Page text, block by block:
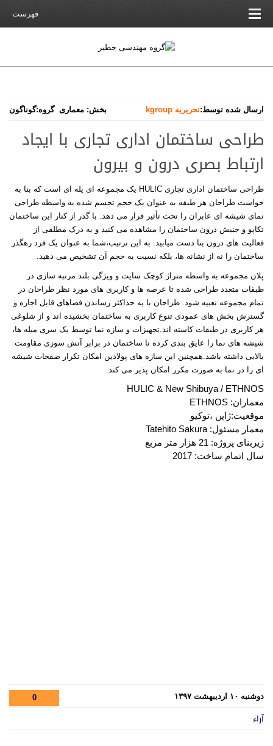
فهرست
ارسال شده توسط:تحریریه kgroup بخش: معماری گروه:گوناگون
طراحی ساختمان اداری تجاری با ایجاد
ارتباط بصری درون و بیرون
طراحی ساختمان اداری تجاری
یک مجموعه ای پله ای است که بنا به
خواست طراحان هر طبقه به عنوان یک حجم تجسم شده به واسطه طراحی
نمای شیشه ای عابران را تحت تأثیر قرار می دهد. با گذر از کنار این ساختمان
تکاپو و جنبش درون ساختمان را مشاهده می کنید و به درک مطلقی از
فعالیت های درون بنا دست میابید. به این ترتیب،شما به عنوان یک فرد رهگذر
ساختمان را نه از نشانه ها، بلکه نسبت به حجم آن تشخیص می دهید.
پلان مجموعه به واسطه متراژ کوچک سایت و ویژگی بلند مرتبه سازی در
طبقات متعدد طراحی شده تا عرصه ها و کاربری های مورد نظر طراحان در
تمام مجموعه تعبیه شود. طراحان با به حداکثر رساندن فضاهای قابل اجاره و
گسترش بخش های عمودی تنوع کاربری به ساختمان بخشیده اند و از شلوغی
هر کاربری در طبقات کاسته اند.تجهیزات و سازه نما توسط یک سری میله ها،
شیشه های نما را عایق بندی کرده تا ساختمان در برابر آتش سوزی مقاومت
بالایی داشته باشد.همچنین این سازه های پولادین امکان تکرار صفحات شیشه
ای را در نما به صورت مکرر امکان پذیر می کند.
HULIC & New Shibuya / ETHNOS
معماران: ETHNOS
موقعیت:ژاپن ،توکیو
معمار مسئول: Tatehito Sakura
زیربنای پروژه: 21 هزار متر مربع
سال اتمام ساخت: 2017
دوشنبه ۱۰ اردیبهشت ۱۳۹۷ 0
آراء